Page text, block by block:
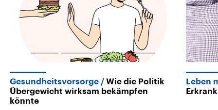
Gesundheitsvorsorge
Wie die Politik
Übergewicht wirksam bekämpfen
könnte
Leben